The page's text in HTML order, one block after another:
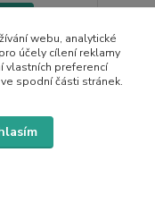
webu, analytické
účely cílení reklamy
vlastních preferencí
spodní části stránek.